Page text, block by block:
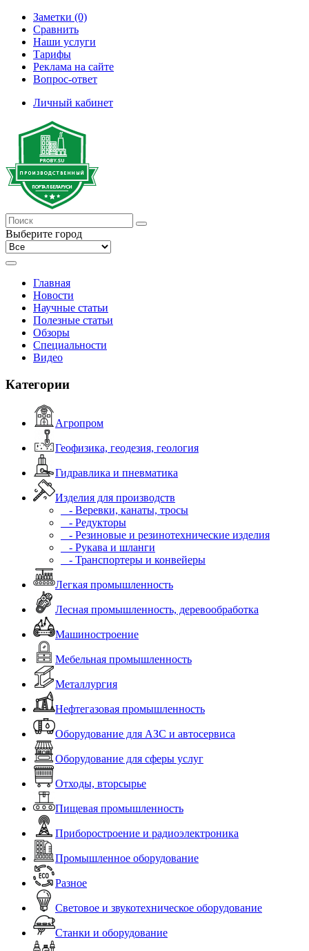
Заметки (0)
Сравнить
Наши услуги
Тарифы
Реклама на сайте
Вопрос-ответ
Личный кабинет
Выберите город
Главная
Новости
Научные статьи
Полезные статьи
Обзоры
Специальности
Видео
Категории
Агропром
Геофизика, геодезия, геология
Гидравлика и пневматика
Изделия для производств
- Веревки, канаты, тросы
- Редукторы
- Резиновые и резинотехнические изделия
- Рукава и шланги
- Транспортеры и конвейеры
Легкая промышленность
Лесная промышленность, деревообработка
Машиностроение
Мебельная промышленность
Металлургия
Нефтегазовая промышленность
Оборудование для АЗС и автосервиса
Оборудование для сферы услуг
Отходы, вторсырье
Пищевая промышленность
Приборостроение и радиоэлектроника
Промышленное оборудование
Разное
Световое и звукотехническое оборудование
Станки и оборудование